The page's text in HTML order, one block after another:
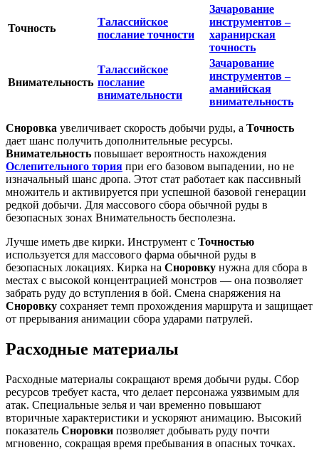
Точность
Талассийское
послание точности
Зачарование
инструментов –
харанирская
точность
Внимательность
Талассийское
послание
внимательности
Зачарование
инструментов –
аманийская
внимательность
Сноровка увеличивает скорость добычи руды, а Точность
дает шанс получить дополнительные ресурсы.
Внимательность повышает вероятность нахождения
Ослепительного тория при его базовом выпадении, но не
изначальный шанс дропа. Этот стат работает как пассивный
множитель и активируется при успешной базовой генерации
редкой добычи. Для массового сбора обычной руды в
безопасных зонах Внимательность бесполезна.
Лучше иметь две кирки. Инструмент с Точностью
используется для массового фарма обычной руды в
безопасных локациях. Кирка на Сноровку нужна для сбора в
местах с высокой концентрацией монстров — она позволяет
забрать руду до вступления в бой. Смена снаряжения на
Сноровку сохраняет темп прохождения маршрута и защищает
от прерывания анимации сбора ударами патрулей.
Расходные материалы
Расходные материалы сокращают время добычи руды. Сбор
ресурсов требует каста, что делает персонажа уязвимым для
атак. Специальные зелья и чаи временно повышают
вторичные характеристики и ускоряют анимацию. Высокий
показатель Сноровки позволяет добывать руду почти
мгновенно, сокращая время пребывания в опасных точках.